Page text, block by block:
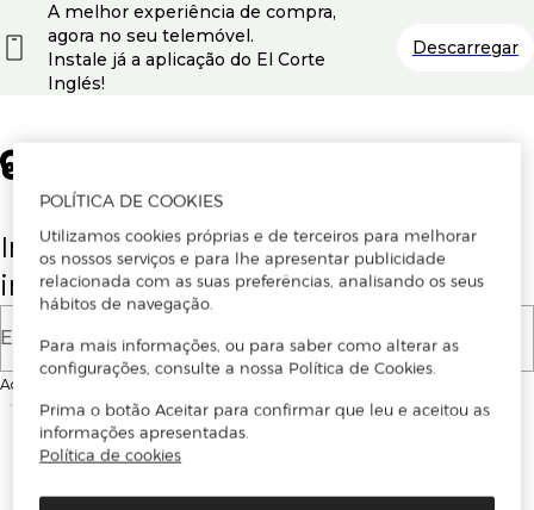
Insira o seu email para se registar ou
iniciar sessão.
E-mail
Ao continuar, aceitas as
A melhor experiência de compra,
agora no seu telemóvel.
Instale já a aplicação do El Corte
Inglés!
Descarregar
POLÍTICA DE COOKIES
Utilizamos cookies próprias e de terceiros para melhorar
os nossos serviços e para lhe apresentar publicidade
relacionada com as suas preferências, analisando os seus
hábitos de navegação.
Para mais informações, ou para saber como alterar as
configurações, consulte a nossa Política de Cookies.
Prima o botão Aceitar para confirmar que leu e aceitou as
informações apresentadas.
Política de cookies